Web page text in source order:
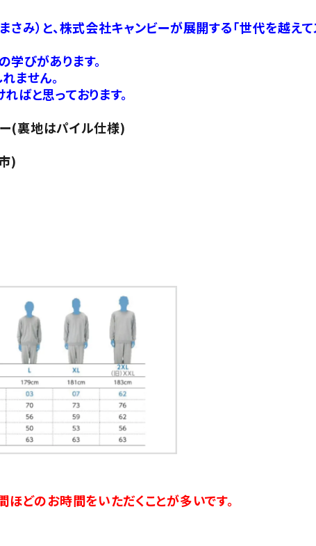
み）と、株式会社キャンビーが展開する「世代を越え
びがあります。
ません。
ばと思っております。
(裏地はパイル仕様)
)
どのお時間をいただくことが多いです。